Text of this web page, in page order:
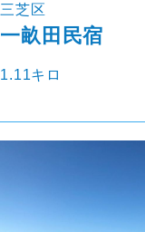
三芝区
一畝田民宿
1.11キロ